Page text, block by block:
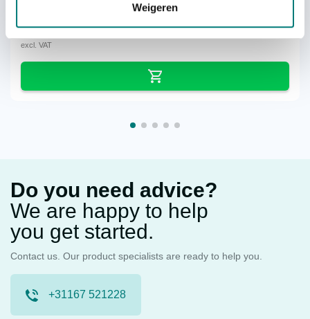
Weigeren
€1.115,79 each
excl. VAT
Do you need advice?
We are happy to help
you get started.
Contact us. Our product specialists are ready to help you.
+31167 521228